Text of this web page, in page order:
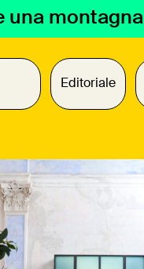
una montagna
Editoriale